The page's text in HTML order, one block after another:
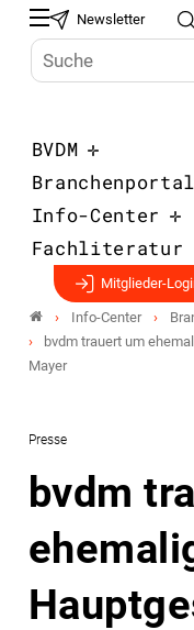
Newsletter
BVDM
Branchenportal
Info-Center
Fachliteratur
Mitglieder-
Info-Center
bvdm trauert um
Mayer
Presse
bvdm